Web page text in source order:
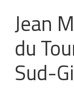
Jean
du
Sud-